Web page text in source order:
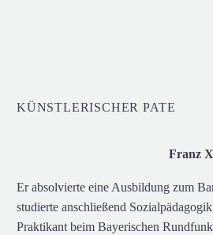
KÜNSTLERISCHER PATE
Franz
Er absolvierte eine Ausbildung zum
studierte anschließend
Praktikant beim Bayerischen